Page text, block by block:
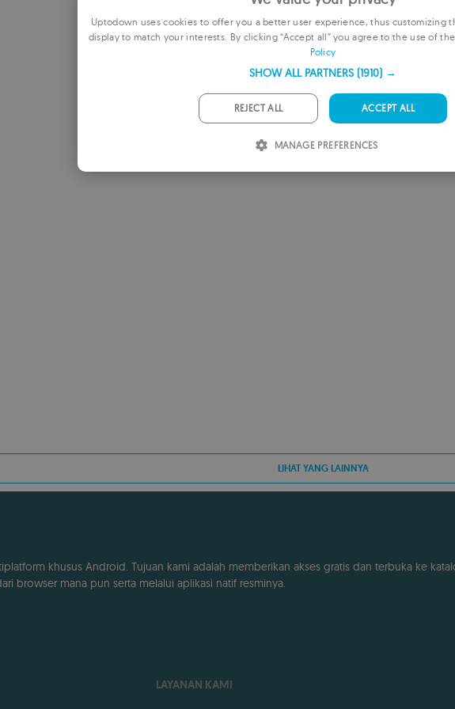
LIHAT YANG LAINNYA
khusus Android. Tujuan kami adalah memberikan akses gratis dan terbuka ke
browser mana pun serta melalui aplikasi natif resminya.
LAYANAN KAMI
Uptodown uses cookies to offer you a better user experience, thus customizing
display to match your interests. By clicking “Accept all” you agree to the use of
Policy
SHOW ALL PARTNERS (1910) →
ACCEPT ALL
REJECT ALL
MANAGE PREFERENCES